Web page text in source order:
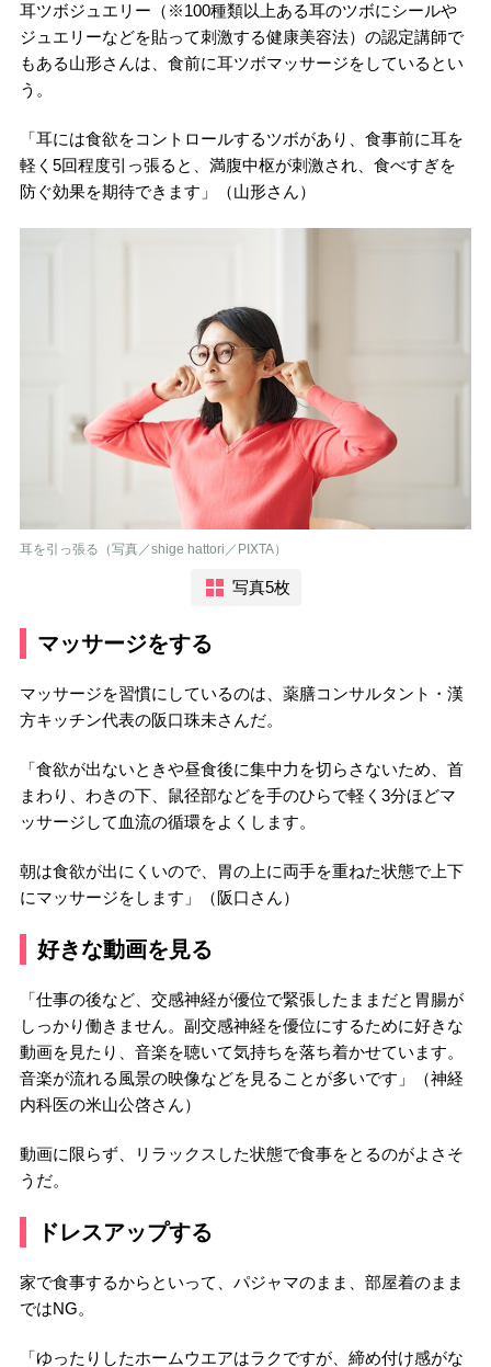
耳ツボジュエリー（※100種類以上ある耳のツボにシールや
ジュエリーなどを貼って刺激する健康美容法）の認定講師で
もある山形さんは、食前に耳ツボマッサージをしているとい
う。
「耳には食欲をコントロールするツボがあり、食事前に耳を
軽く5回程度引っ張ると、満腹中枢が刺激され、食べすぎを
防ぐ効果を期待できます」（山形さん）
耳を引っ張る（写真／shige hattori／PIXTA）
写真5枚
マッサージをする
マッサージを習慣にしているのは、薬膳コンサルタント・漢
方キッチン代表の阪口珠未さんだ。
「食欲が出ないときや昼食後に集中力を切らさないため、首
まわり、わきの下、鼠径部などを手のひらで軽く3分ほどマ
ッサージして血流の循環をよくします。
朝は食欲が出にくいので、胃の上に両手を重ねた状態で上下
にマッサージをします」（阪口さん）
好きな動画を見る
「仕事の後など、交感神経が優位で緊張したままだと胃腸が
しっかり働きません。副交感神経を優位にするために好きな
動画を見たり、音楽を聴いて気持ちを落ち着かせています。
音楽が流れる風景の映像などを見ることが多いです」（神経
内科医の米山公啓さん）
動画に限らず、リラックスした状態で食事をとるのがよさそ
うだ。
ドレスアップする
家で食事するからといって、パジャマのまま、部屋着のまま
ではNG。
「ゆったりしたホームウエアはラクですが、締め付け感がな